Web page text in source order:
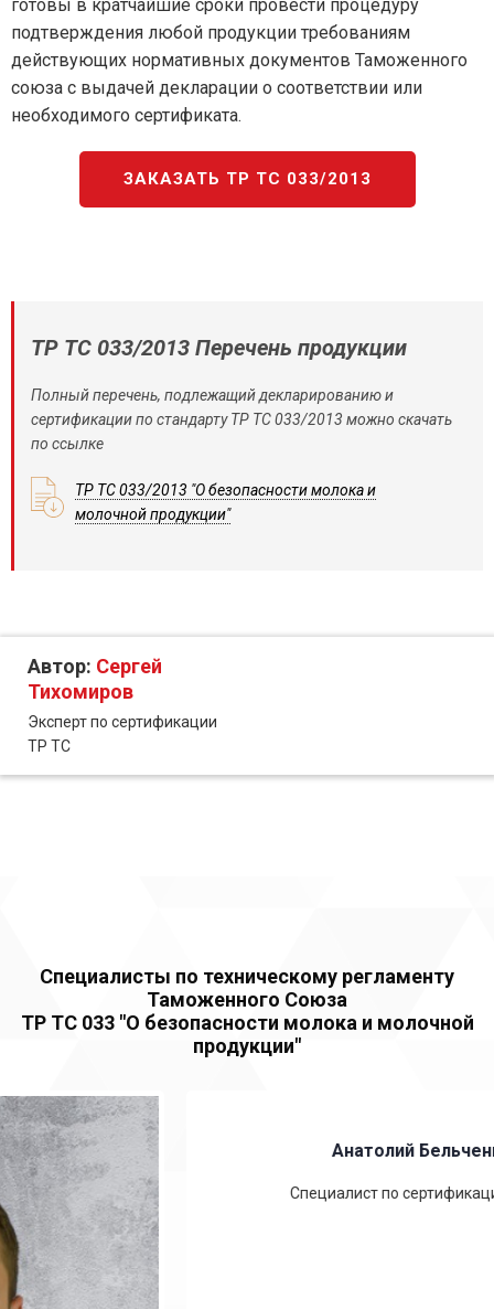
готовы в кратчайшие сроки провести процедуру
подтверждения любой продукции требованиям
действующих нормативных документов Таможенного
союза с выдачей декларации о соответствии или
необходимого сертификата.
ЗАКАЗАТЬ ТР ТС 033/2013
ТР ТС 033/2013 Перечень продукции
Полный перечень, подлежащий декларированию и
сертификации по стандарту ТР ТС 033/2013 можно скачать
по ссылке
ТР ТС 033/2013 "О безопасности молока и
молочной продукции"
Автор: Сергей
Тихомиров
Эксперт по сертификации
ТР ТС
Специалисты по техническому регламенту
Таможенного Союза
ТР ТС 033 "О безопасности молока и молочной
продукции"